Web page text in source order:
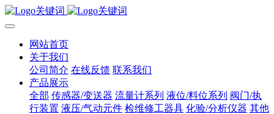
网站首页
关于我们
公司简介 在线反馈 联系我们
产品展示
全部 传感器/变送器 流量计系列 液位/料位系列 阀门/执
行装置 液压/气动元件 检维修工器具 化验/分析仪器 其他